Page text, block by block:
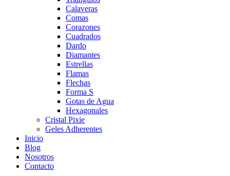
Calaveras
Comas
Corazones
Cuadrados
Dardo
Diamantes
Estrellas
Flamas
Flechas
Forma S
Gotas de Agua
Hexagonales
Cristal Pixie
Geles Adherentes
Inicio
Blog
Nosotros
Contacto